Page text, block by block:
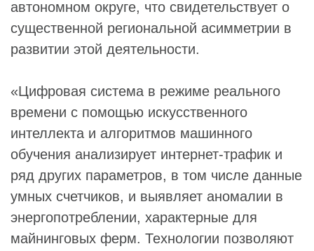
автономном округе, что свидетельствует о
существенной региональной асимметрии в
развитии этой деятельности.
«Цифровая система в режиме реального
времени с помощью искусственного
интеллекта и алгоритмов машинного
обучения анализирует интернет-трафик и
ряд других параметров, в том числе данные
умных счетчиков, и выявляет аномалии в
энергопотреблении, характерные для
майнинговых ферм. Технологии позволяют